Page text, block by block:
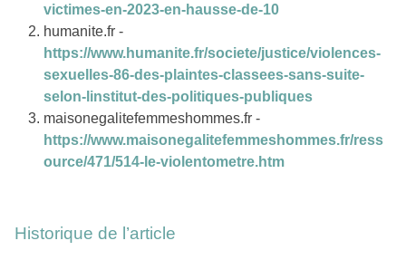
victimes-en-2023-en-hausse-de-10
humanite.fr -
https://www.humanite.fr/societe/justice/violences-
sexuelles-86-des-plaintes-classees-sans-suite-
selon-linstitut-des-politiques-publiques
maisonegalitefemmeshommes.fr -
https://www.maisonegalitefemmeshommes.fr/ress
ource/471/514-le-violentometre.htm
Historique de l’article